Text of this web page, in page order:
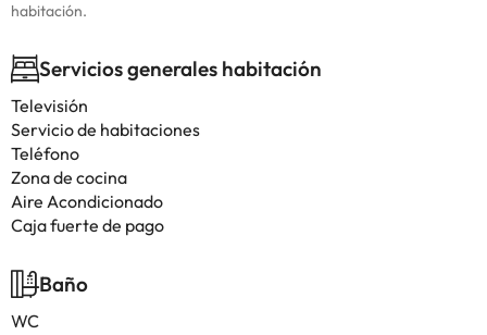
habitación.
Servicios generales habitación
Televisión
Servicio de habitaciones
Teléfono
Zona de cocina
Aire Acondicionado
Caja fuerte de pago
Baño
WC